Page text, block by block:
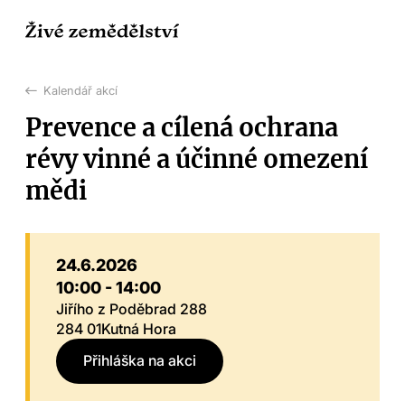
Kalendář akcí
Prevence a cílená ochrana
révy vinné a účinné omezení
mědi
24.6.2026
10:00 - 14:00
Jiřího z Poděbrad 288
284 01Kutná Hora
Přihláška na akci